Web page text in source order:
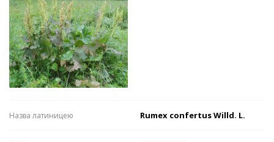
Назва латиницею Rumex confertus Willd. L.